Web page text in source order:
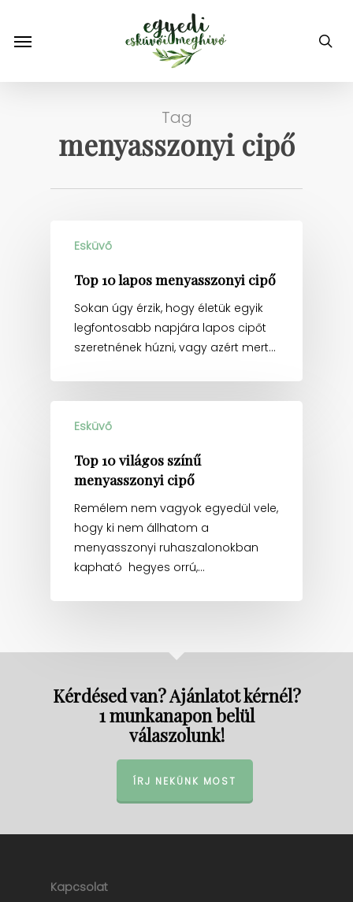
main
Menu
Tag
menyasszonyi cipő
Esküvő
Top 10 lapos menyasszonyi cipő
Sokan úgy érzik, hogy életük egyik
legfontosabb napjára lapos cipőt
szeretnének húzni, vagy azért mert…
Esküvő
Top 10 világos színű
menyasszonyi cipő
Remélem nem vagyok egyedül vele,
hogy ki nem állhatom a
menyasszonyi ruhaszalonokban
kapható hegyes orrú,…
Kérdésed van? Ajánlatot kérnél?
1 munkanapon belül
válaszolunk!
ÍRJ NEKÜNK MOST
Kapcsolat